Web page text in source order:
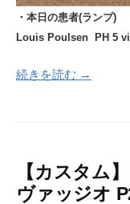
・本日の患者(ランプ)
Louis Poulsen PH 5
続きを読む →
【カスタム
ヴァッジオ